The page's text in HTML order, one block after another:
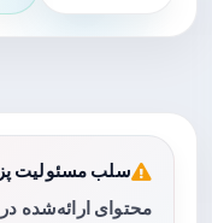
سلب مسئولیت
محتوای ارائه‌شده